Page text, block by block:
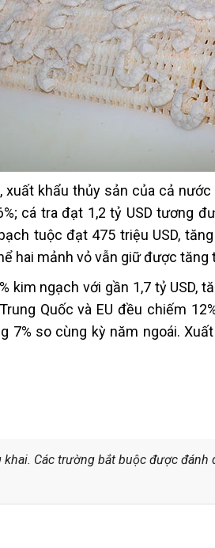
khẩu thủy sản của cả nước
cá tra đạt 1,2 tỷ USD tương
tuộc đạt 475 triệu USD,
hai mảnh vỏ vẫn giữ được tăng
kim ngạch với gần 1,7 tỷ USD,
Quốc và EU đều chiếm
7% so cùng kỳ năm ngoái.
khai. Các trường bắt buộc được đánh